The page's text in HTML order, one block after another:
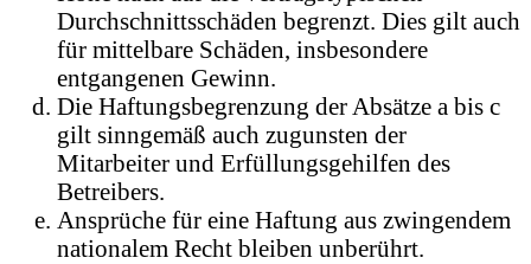
Durchschnittsschäden begrenzt. Dies gilt auch
für mittelbare Schäden, insbesondere
entgangenen Gewinn.
Die Haftungsbegrenzung der Absätze a bis c
gilt sinngemäß auch zugunsten der
Mitarbeiter und Erfüllungsgehilfen des
Betreibers.
Ansprüche für eine Haftung aus zwingendem
nationalem Recht bleiben unberührt.